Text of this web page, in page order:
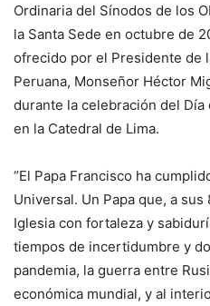
Ordinaria del Sínodos de los
la Santa Sede en octubre de
ofrecido por el Presidente de
Peruana, Monseñor Héctor
durante la celebración del Día
en la Catedral de Lima.
“El Papa Francisco ha
Universal. Un Papa que, a
Iglesia con fortaleza y
tiempos de incertidumbre y
pandemia, la guerra entre
económica mundial, y al